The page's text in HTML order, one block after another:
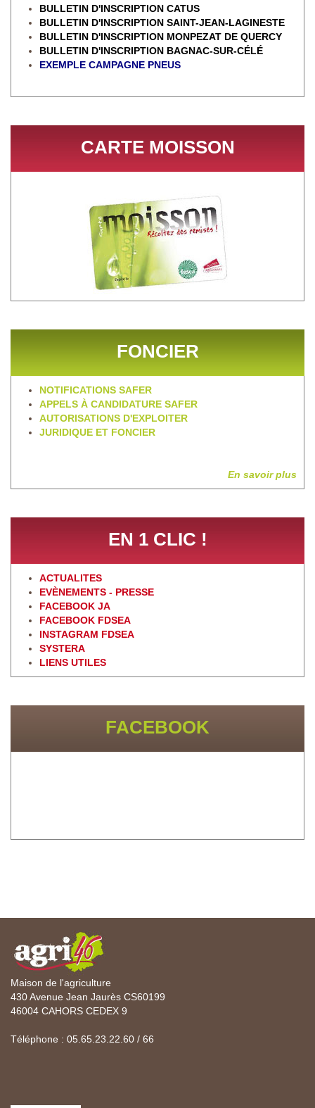
BULLETIN D'INSCRIPTION CATUS
BULLETIN D'INSCRIPTION SAINT-JEAN-LAGINESTE
BULLETIN D'INSCRIPTION MONPEZAT DE QUERCY
BULLETIN D'INSCRIPTION BAGNAC-SUR-CÉLÉ
EXEMPLE CAMPAGNE PNEUS
CARTE MOISSON
FONCIER
NOTIFICATIONS SAFER
APPELS À CANDIDATURE SAFER
AUTORISATIONS D'EXPLOITER
JURIDIQUE ET FONCIER
En savoir plus
EN 1 CLIC !
ACTUALITES
EVÈNEMENTS - PRESSE
FACEBOOK JA
FACEBOOK FDSEA
INSTAGRAM FDSEA
SYSTERA
LIENS UTILES
FACEBOOK
Maison de l'agriculture
430 Avenue Jean Jaurès CS60199
46004 CAHORS CEDEX 9
Téléphone : 05.65.23.22.60 / 66